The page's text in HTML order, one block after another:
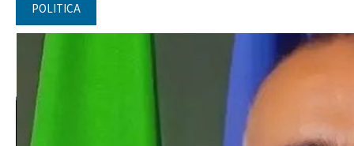
POLITICA